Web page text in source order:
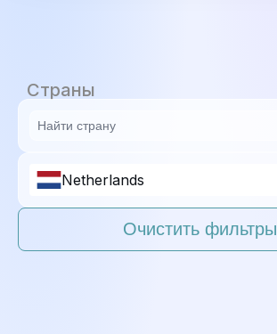
Страны
Netherlands
Очистить фильтры